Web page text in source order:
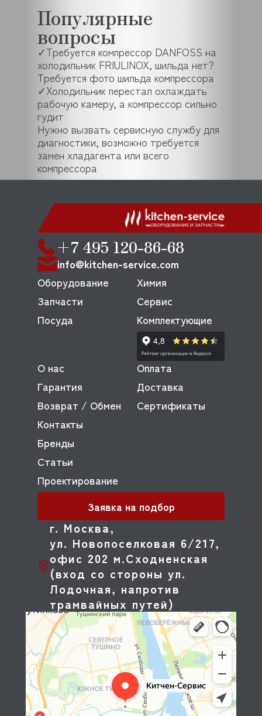
Популярные
вопросы
✓Требуется компрессор DANFOSS на
холодильник FRIULINOX, шильда нет?
Требуется фото шильда компрессора
✓Холодильник перестал охлаждать
рабочую камеру, а компрессор сильно
гудит
Нужно вызвать сервисную службу для
диагностики, возможно требуется
замен хладагента или всего
компрессора
+7 495 120-86-68
info@kitchen-service.com
г. Москва,
ул. Новопоселковая 6/217,
офис 202 м.Сходненская
(вход со стороны ул.
Лодочная, напротив
трамвайных путей)
Оборудование
Запчасти
Посуда
Химия
Сервис
Комплектующие
О нас
Оплата
Гарантия
Доставка
Возврат / Обмен
Сертификаты
Контакты
Бренды
Статьи
Проектирование
Заявка на подбор